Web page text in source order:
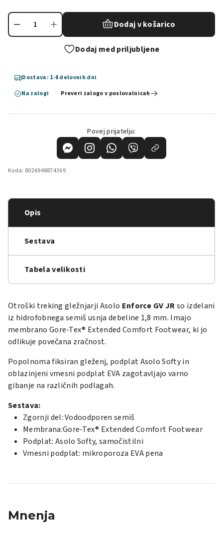
Dodaj v košarico
Dodaj med priljubljene
Dostava: 1-8 delovnih dni
Na zalogi
Preveri zalogo v poslovalnicah
Povej prijatelju:
Koda: 8026948874369
Opis
Sestava
Tabela velikosti
Otroški treking gležnjarji Asolo Enforce GV JRso izdelani
iz hidrofobnega semiš usnja debeline 1,8 mm. Imajo
membrano Gore-Tex® Extended Comfort Footwear, ki jo
odlikuje povečana zračnost.
Popolnoma fiksiran gleženj, podplat Asolo Softy in
oblazinjeni vmesni podplat EVA zagotavljajo varno
gibanje na različnih podlagah.
Sestava:
Zgornji del: Vodoodporen semiš
Membrana:Gore-Tex® Extended Comfort Footwear
Podplat: Asolo Softy, samočistilni
Vmesni podplat: mikroporoza EVA pena
Mnenja